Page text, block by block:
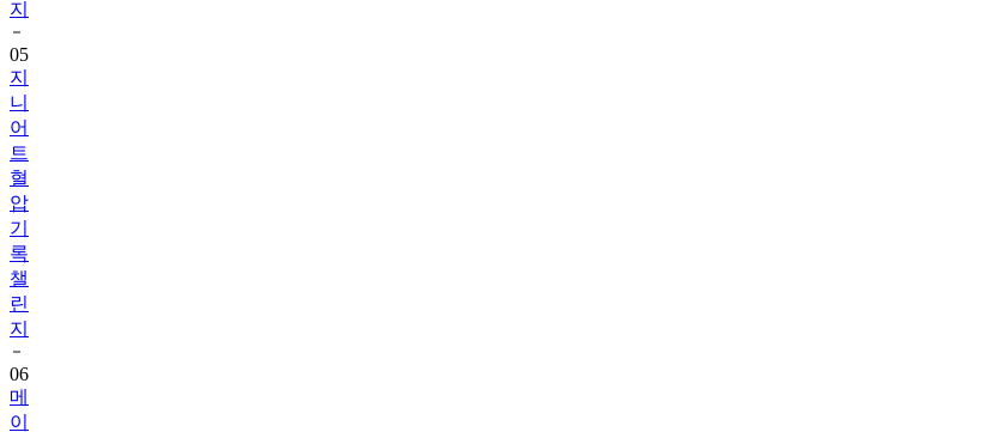
05
지
니
어
트
혈
압
기
록
챌
린
지
06
메
이
퓨